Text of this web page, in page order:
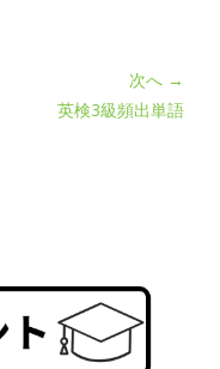
次へ →
英検3級頻出単語